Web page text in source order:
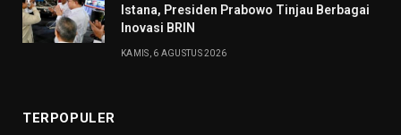
Istana, Presiden Prabowo Tinjau Berbagai
Inovasi BRIN
KAMIS, 6 AGUSTUS 2026
TERPOPULER